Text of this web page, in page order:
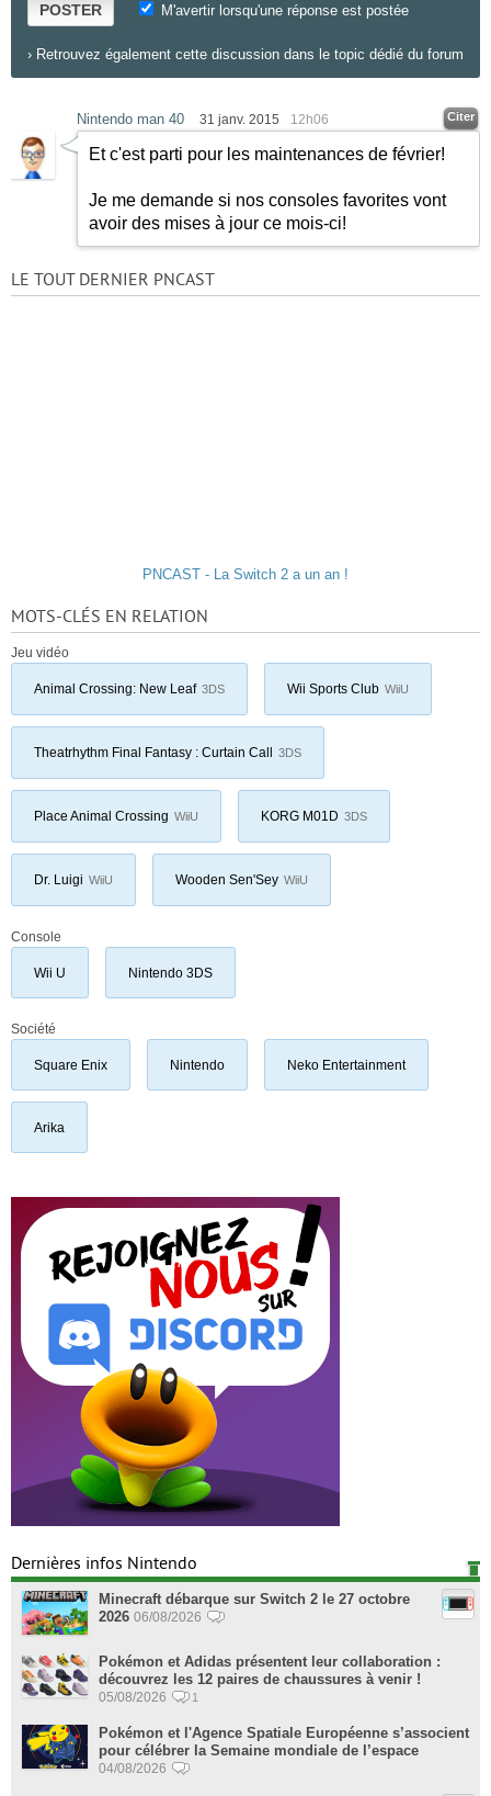
POSTER M'avertir lorsqu'une réponse est postée
› Retrouvez également cette discussion dans le topic dédié du forum
Nintendo man 40 31 janv. 2015 12h06 Citer
Et c'est parti pour les maintenances de février!
Je me demande si nos consoles favorites vont
avoir des mises à jour ce mois-ci!
LE TOUT DERNIER PNCAST
PNCAST - La Switch 2 a un an !
MOTS-CLÉS EN RELATION
Jeu vidéo
Animal Crossing: New Leaf 3DS Wii Sports Club WiiU
Theatrhythm Final Fantasy : Curtain Call 3DS
Place Animal Crossing WiiU KORG M01D 3DS
Dr. Luigi WiiU Wooden Sen'Sey WiiU
Console
Wii U Nintendo 3DS
Société
Square Enix Nintendo Neko Entertainment
Arika
Dernières infos Nintendo
Minecraft débarque sur Switch 2 le 27 octobre
2026 06/08/2026
Pokémon et Adidas présentent leur collaboration :
découvrez les 12 paires de chaussures à venir !
05/08/2026 1
Pokémon et l'Agence Spatiale Européenne s’associent
pour célébrer la Semaine mondiale de l’espace
04/08/2026